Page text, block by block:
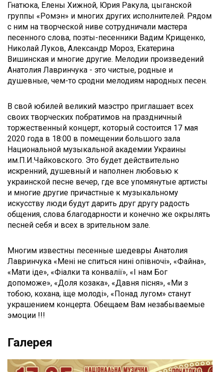
Гнатюка, Елены Хижной, Юрия Ракула, цыганской
группы «Ромэн» и многих других исполнителей. Рядом
с ним на творческой ниве сотрудничали мастера
песенного слова, поэты-песенники Вадим Крищенко,
Николай Луков, Александр Мороз, Екатерина
Вишинская и многие другие. Мелодии произведений
Анатолия Лавринчука - это чистые, родные и
душевные, чем-то сродни мелодиям народных песен.
В свой юбилей великий маэстро приглашает всех
своих творческих побратимов на праздничный
торжественный концерт, который состоится 17 мая
2020 года в 18:00 в помещении большого зала
Национальной музыкальной академии Украины
им.П.И.Чайковского. Это будет действительно
искренний, душевный и наполнен любовью к
украинской песне вечер, где все упомянутые артисты
и многие другие причастные к музыкальному
искусству люди будут дарить друг другу радость
общения, слова благодарности и конечно же окрылять
песней себя и всех в зрительном зале.
Многим известны песенные шедевры Анатолия
Лавринчука «Мені не спиться нині опівночі», «Файна»,
«Мати іде», «Фіалки та конвалії», «І нам Бог
допоможе», «Доля козака», «Давня пісня», «Ми з
тобою, кохана, іще молоді», «Понад лугом» станут
украшением концерта. Обещаем Вам незабываемые
эмоции !!!
Галерея